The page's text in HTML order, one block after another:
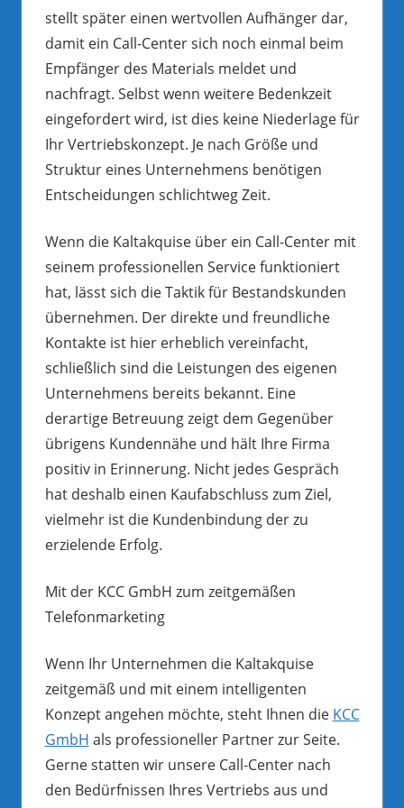
stellt später einen wertvollen Aufhänger dar,
damit ein Call-Center sich noch einmal beim
Empfänger des Materials meldet und
nachfragt. Selbst wenn weitere Bedenkzeit
eingefordert wird, ist dies keine Niederlage für
Ihr Vertriebskonzept. Je nach Größe und
Struktur eines Unternehmens benötigen
Entscheidungen schlichtweg Zeit.
Wenn die Kaltakquise über ein Call-Center mit
seinem professionellen Service funktioniert
hat, lässt sich die Taktik für Bestandskunden
übernehmen. Der direkte und freundliche
Kontakte ist hier erheblich vereinfacht,
schließlich sind die Leistungen des eigenen
Unternehmens bereits bekannt. Eine
derartige Betreuung zeigt dem Gegenüber
übrigens Kundennähe und hält Ihre Firma
positiv in Erinnerung. Nicht jedes Gespräch
hat deshalb einen Kaufabschluss zum Ziel,
vielmehr ist die Kundenbindung der zu
erzielende Erfolg.
Mit der KCC GmbH zum zeitgemäßen
Telefonmarketing
Wenn Ihr Unternehmen die Kaltakquise
zeitgemäß und mit einem intelligenten
Konzept angehen möchte, steht Ihnen die KCC
GmbH als professioneller Partner zur Seite.
Gerne statten wir unsere Call-Center nach
den Bedürfnissen Ihres Vertriebs aus und